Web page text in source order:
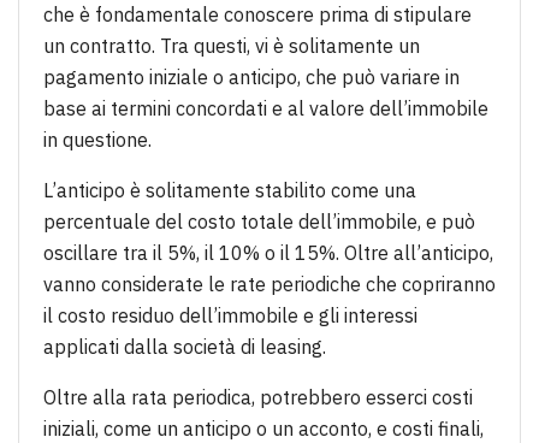
che è fondamentale conoscere prima di stipulare
un contratto. Tra questi, vi è solitamente un
pagamento iniziale o anticipo, che può variare in
base ai termini concordati e al valore dell’immobile
in questione.
L’anticipo è solitamente stabilito come una
percentuale del costo totale dell’immobile, e può
oscillare tra il 5%, il 10% o il 15%. Oltre all’anticipo,
vanno considerate le rate periodiche che copriranno
il costo residuo dell’immobile e gli interessi
applicati dalla società di leasing.
Oltre alla rata periodica, potrebbero esserci costi
iniziali, come un anticipo o un acconto, e costi finali,